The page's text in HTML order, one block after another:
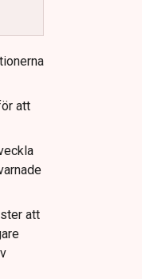
att
att